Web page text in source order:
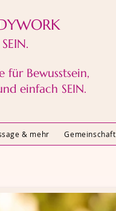
für Bewusstsein,
einfach SEIN.
& mehr Gemeinschaft